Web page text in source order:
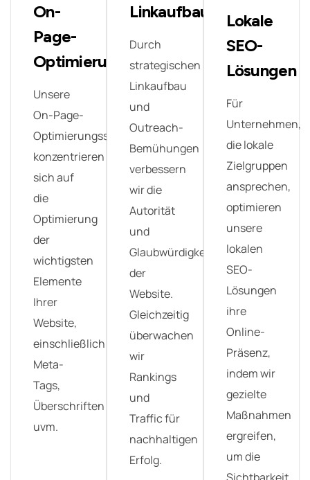
On-
Page-
Optimierung
Unsere
On-Page-
Optimierungsstrategien
konzentrieren
sich auf
die
Optimierung
der
wichtigsten
Elemente
Ihrer
Website,
einschließlich
Meta-
Tags,
Überschriften
uvm.
Linkaufbau
Durch
strategischen
Linkaufbau
und
Outreach-
Bemühungen
verbessern
wir die
Autorität
und
Glaubwürdigkeit
der
Website.
Gleichzeitig
überwachen
wir
Rankings
und
Traffic für
nachhaltigen
Erfolg.
Lokale
SEO-
Lösungen
Für
Unternehmen,
die lokale
Zielgruppen
ansprechen,
optimieren
unsere
lokalen
SEO-
Lösungen
ihre
Online-
Präsenz,
indem wir
gezielte
Maßnahmen
ergreifen,
um die